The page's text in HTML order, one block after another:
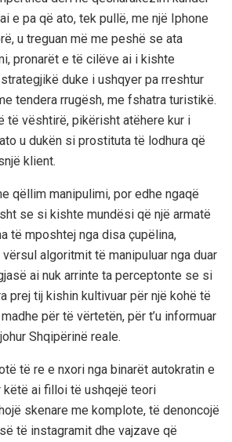
e pa që ato, tek pullë, me një Iphone
u treguan më me peshë se ata
pronarët e të cilëve ai i kishte
duke i ushqyer pa rreshtur
tendera rrugësh, me fshatra turistikë.
të vështirë, pikërisht atëhere kur i
u dukën si prostituta të lodhura që
klient.
qëllim manipulimi, por edhe ngaqë
se si kishte mundësi që një armatë
të mposhtej nga disa çupëlina,
algoritmit të manipuluar nga duar
ai nuk arrinte ta perceptonte se si
prej tij kishin kultivuar për një kohë të
për të vërtetën, për t’u informuar
Shqipërinë reale.
të re e nxori nga binarët autokratin e
këtë ai filloi të ushqejë teori
skenare me komplote, të denoncojë
të instagramit dhe vajzave që